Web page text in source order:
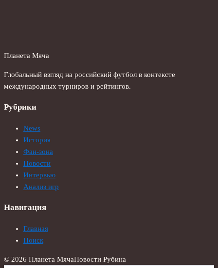
Планета Мяча
Глобальный взгляд на российский футбол в контексте
международных турниров и рейтингов.
Рубрики
News
История
Фан-зона
Новости
Интервью
Анализ игр
Навигация
Главная
Поиск
© 2026 Планета МячаНовости Рубина